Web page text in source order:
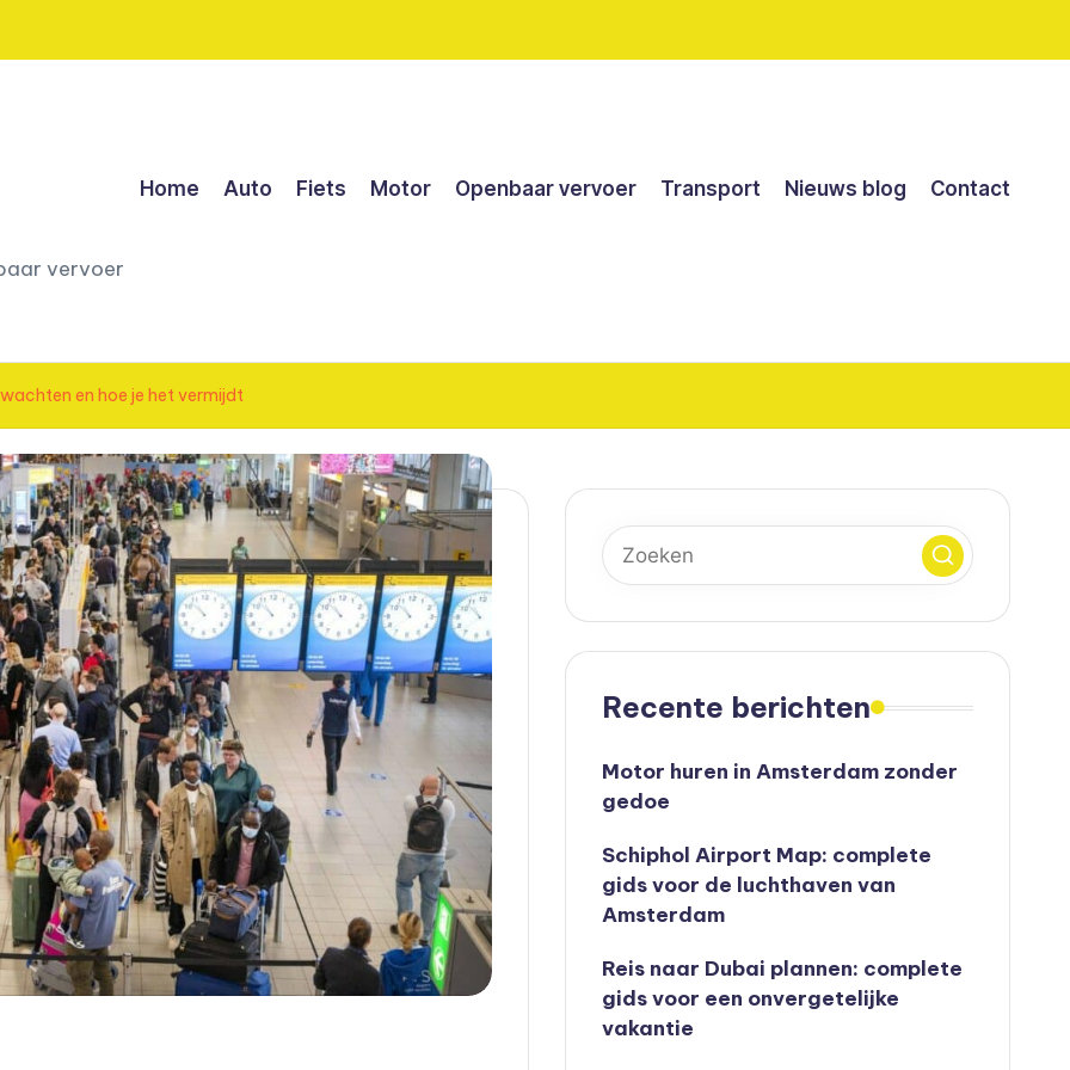
vervoer
Home Auto Fiets Motor Openbaar vervoer Transport Nieuws blog Contact
en hoe je het vermijdt
Recente berichten
Motor huren in Amsterdam zonder
gedoe
Schiphol Airport Map: complete
gids voor de luchthaven van
Amsterdam
Reis naar Dubai plannen: complete
gids voor een onvergetelijke
vakantie